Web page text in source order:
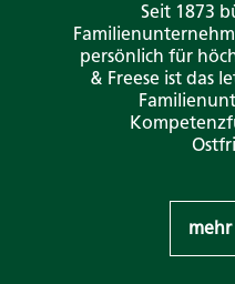
Seit 1873
persönlich für
& Freese ist das